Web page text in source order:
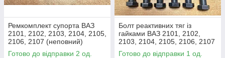
Ремкомплект супорта ВАЗ
2101, 2102, 2103, 2104, 2105,
2106, 2107 (неповний)
Готово до відправки 2 од.
Болт реактивних тяг із
гайками ВАЗ 2101, 2102,
2103, 2104, 2105, 2106, 2107
(12х70/80/150)
Готово до відправки 1 од.